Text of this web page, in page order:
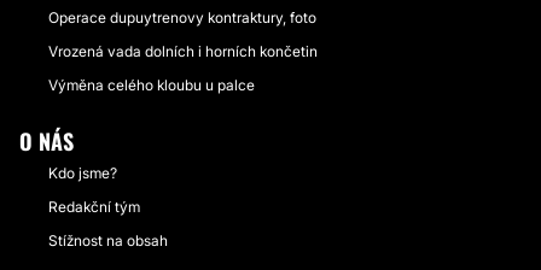
Operace dupuytrenovy kontraktury, foto
Vrozená vada dolních i horních končetin
Výměna celého kloubu u palce
O NÁS
Kdo jsme?
Redakční tým
Stížnost na obsah